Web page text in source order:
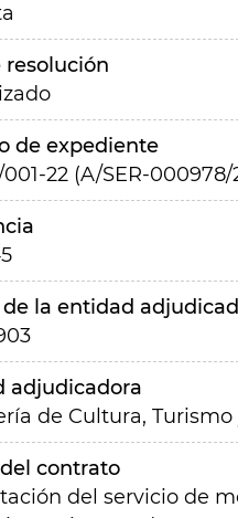
resolución
de expediente
22 (A/SER-000978/
la entidad
adjudicadora
de Cultura,
contrato
del servicio de